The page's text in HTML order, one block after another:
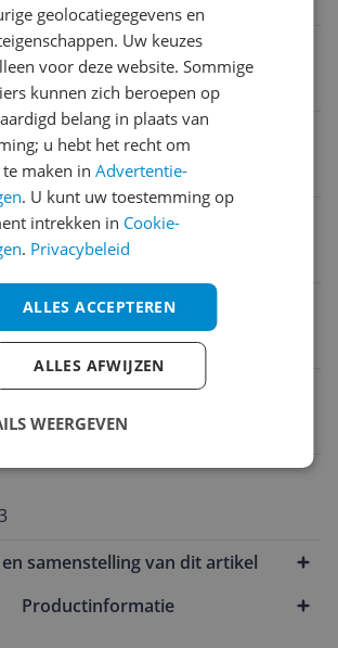
samenstelling van dit artikel
Productinformatie
geolocatiegegevens en
Uw keuzes
voor deze website. Sommige
kunnen zich beroepen op
belang in plaats van
u hebt het recht om
te maken inAdvertentie-
. U kunt uw toestemming op
intrekken in Cookie-
. Privacybeleid
ALLES ACCEPTEREN
ALLES AFWIJZEN
WEERGEVEN